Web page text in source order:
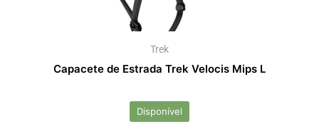
Trek
Capacete de Estrada Trek Velocis Mips L
Disponível